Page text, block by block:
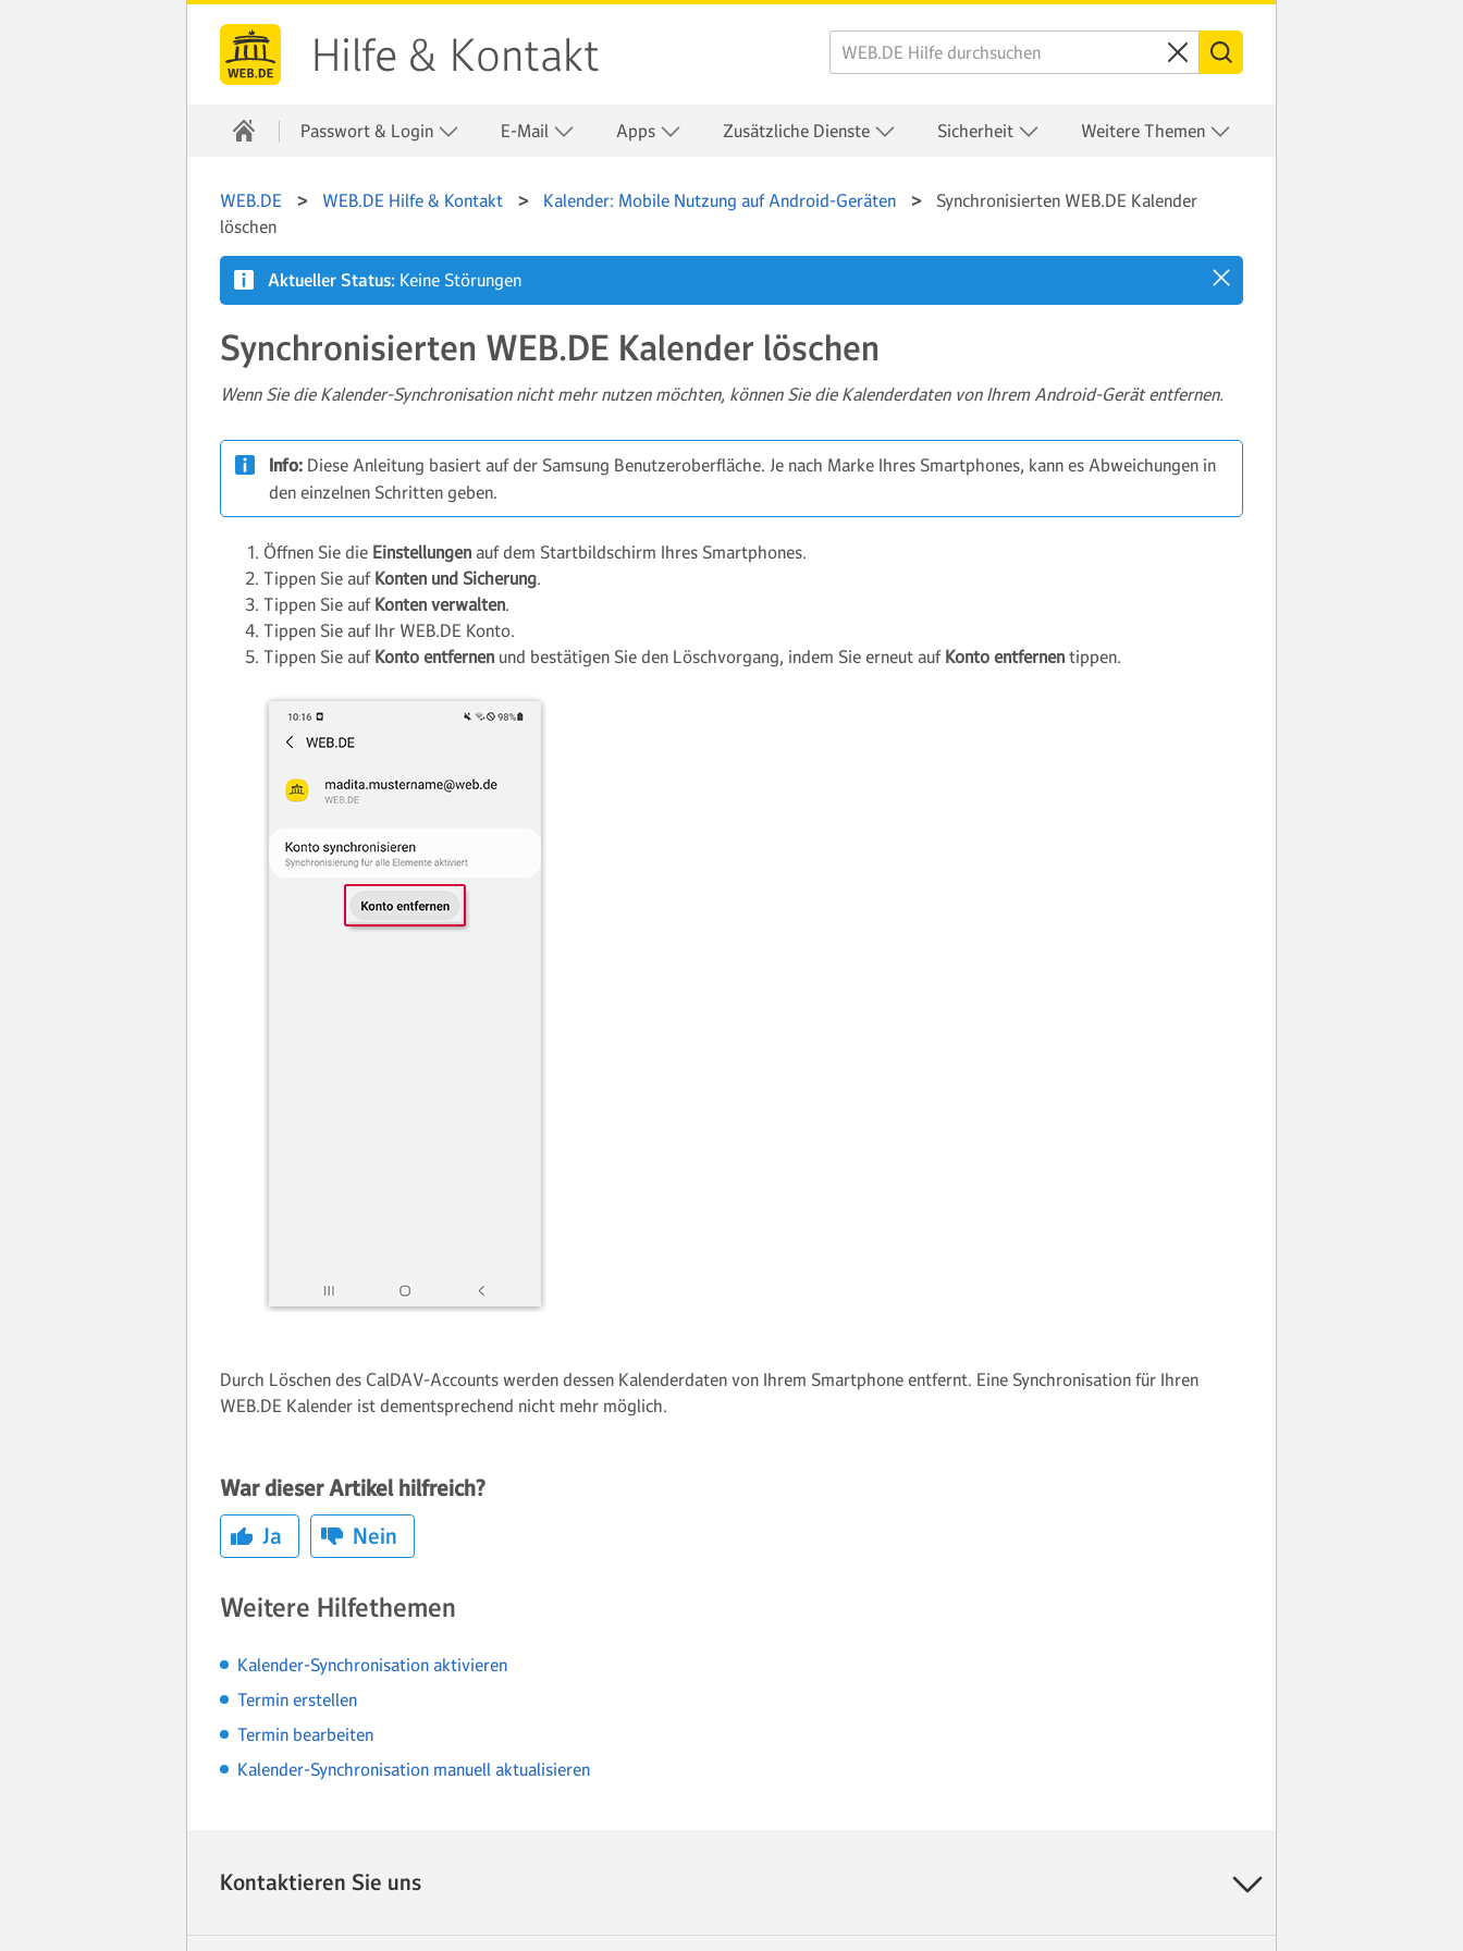
Hilfe & Kontakt
Passwort & Login E-Mail Apps Zusätzliche Dienste Sicherheit Weitere Themen
WEB.DE WEB.DE Hilfe & Kontakt Kalender: Mobile Nutzung auf Android-Geräten
Synchronisierten WEB.DE Kalender
löschen
Aktueller Status: Keine Störungen
Synchronisierten WEB.DE Kalender löschen
Wenn Sie die Kalender-Synchronisation nicht mehr nutzen möchten, können Sie die Kalenderdaten von Ihrem Android-Gerät entfernen.
Info: Diese Anleitung basiert auf der Samsung Benutzeroberfläche. Je nach Marke Ihres Smartphones, kann es Abweichungen in
den einzelnen Schritten geben.
Öffnen Sie die Einstellungen auf dem Startbildschirm Ihres Smartphones.
Tippen Sie auf Konten und Sicherung.
Tippen Sie auf Konten verwalten.
Tippen Sie auf Ihr WEB.DE Konto.
Tippen Sie auf Konto entfernen und bestätigen Sie den Löschvorgang, indem Sie erneut auf Konto entfernen tippen.
Durch Löschen des CalDAV-Accounts werden dessen Kalenderdaten von Ihrem Smartphone entfernt. Eine Synchronisation für Ihren
WEB.DE Kalender ist dementsprechend nicht mehr möglich.
War dieser Artikel hilfreich?
Ja
Nein
Weitere Hilfethemen
Kalender-Synchronisation aktivieren
Termin erstellen
Termin bearbeiten
Kalender-Synchronisation manuell aktualisieren
Kontaktieren Sie uns